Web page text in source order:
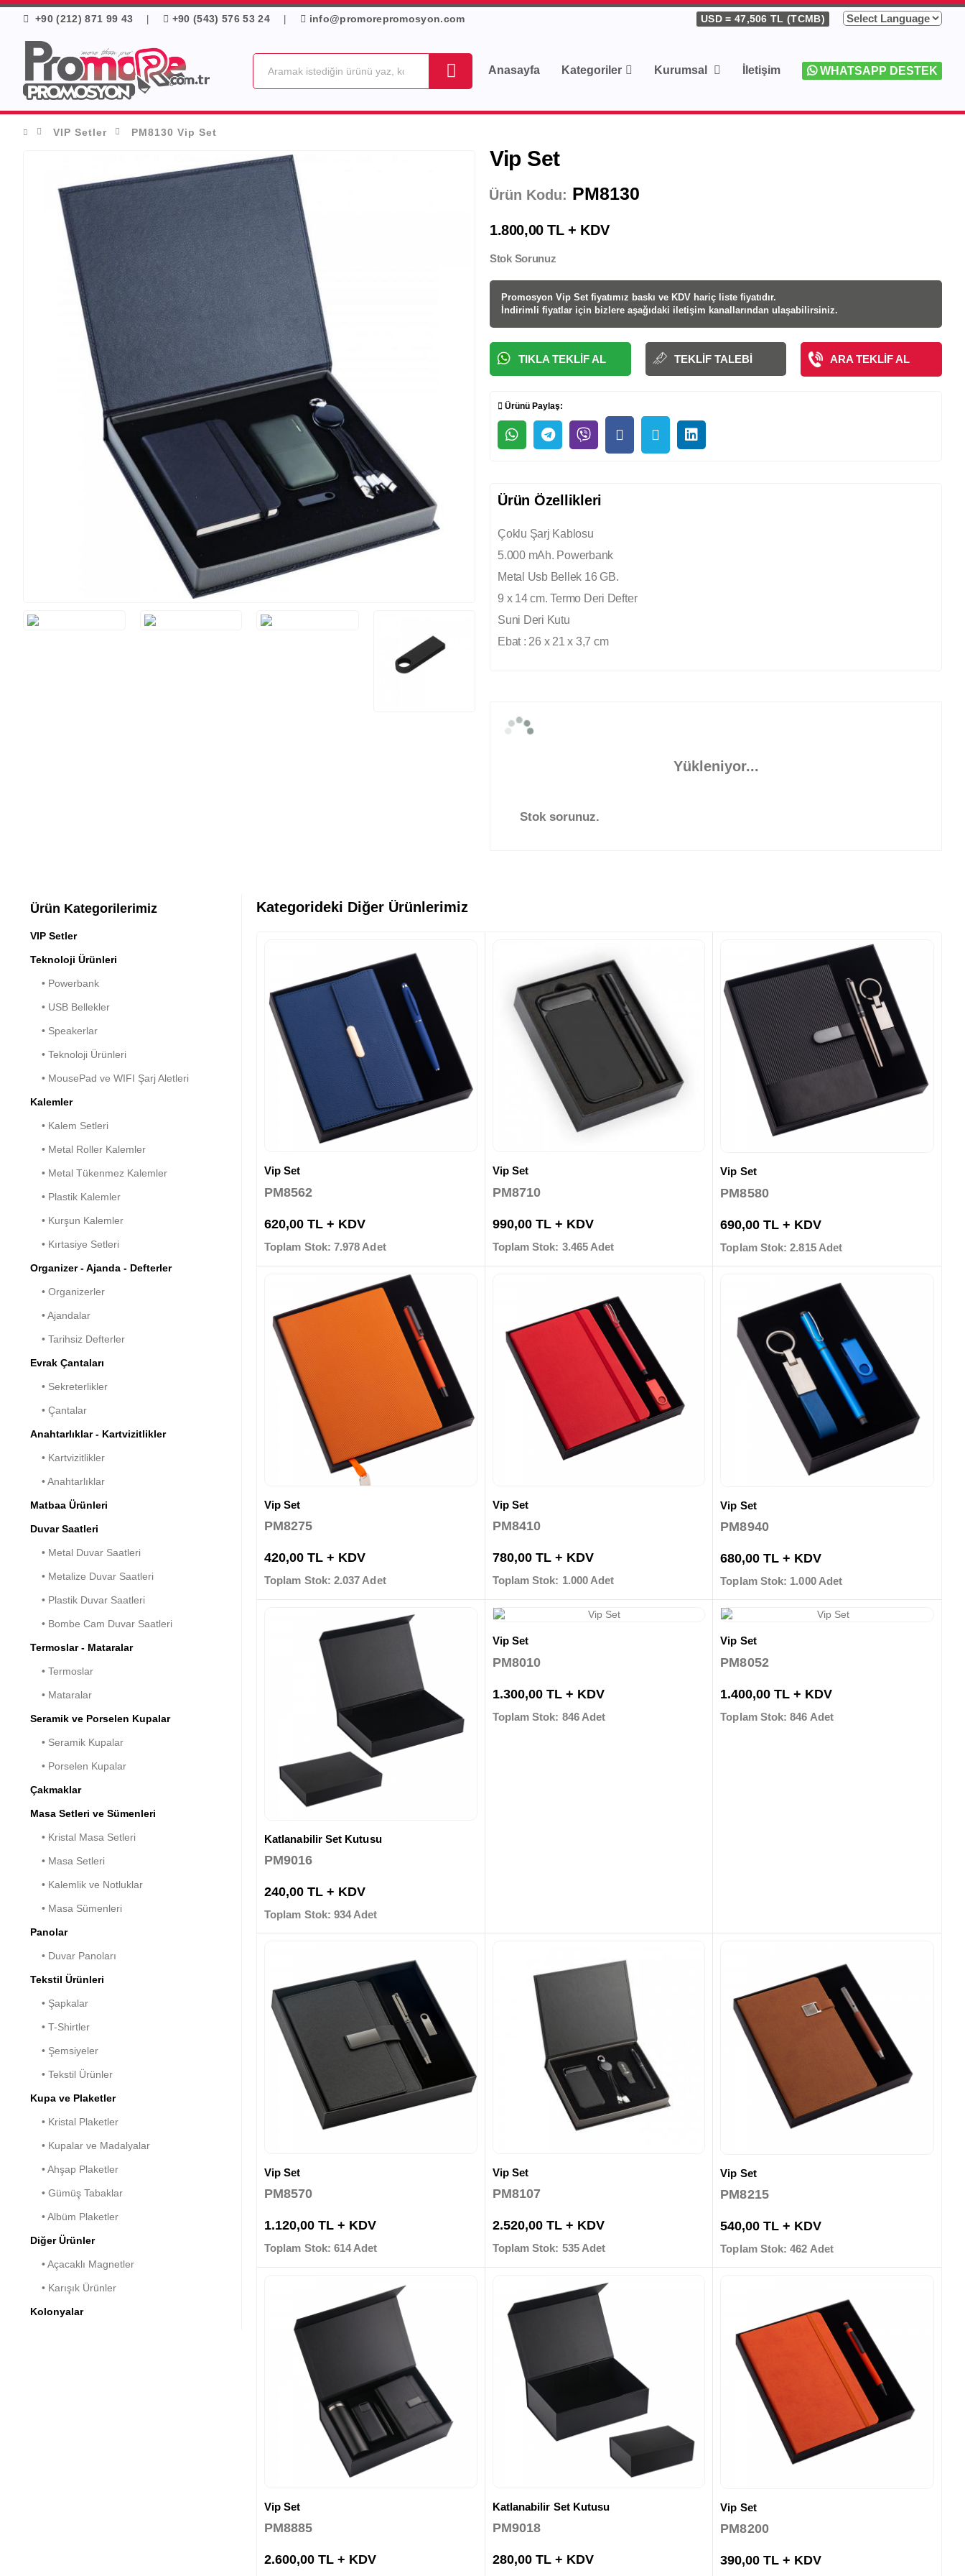
+90 (212) 871 99 43 +90 (543) 576 53 24 info@promorepromosyon.com USD = 47,506 TL (TCMB)
Anasayfa Kategoriler Kurumsal İletişim WHATSAPP DESTEK
VIP Setler PM8130 Vip Set
Vip Set
Ürün Kodu: PM8130
1.800,00 TL + KDV
Stok Sorunuz
Promosyon Vip Set fiyatımız baskı ve KDV hariç liste fiyatıdır.
İndirimli fiyatlar için bizlere aşağıdaki iletişim kanallarından ulaşabilirsiniz.
TIKLA TEKLIF AL TEKLIF TALEBI ARA TEKLIF AL
Ürünü Paylaş:
Ürün Özellikleri
Çoklu Şarj Kablosu
5.000 mAh. Powerbank
Metal Usb Bellek 16 GB.
9 x 14 cm. Termo Deri Defter
Suni Deri Kutu
Ebat : 26 x 21 x 3,7 cm
Yükleniyor...
Stok sorunuz.
Ürün Kategorilerimiz
VIP Setler
Teknoloji Ürünleri
• Powerbank
• USB Bellekler
• Speakerlar
• Teknoloji Ürünleri
• MousePad ve WIFI Şarj Aletleri
Kalemler
• Kalem Setleri
• Metal Roller Kalemler
• Metal Tükenmez Kalemler
• Plastik Kalemler
• Kurşun Kalemler
• Kırtasiye Setleri
Organizer - Ajanda - Defterler
• Organizerler
• Ajandalar
• Tarihsiz Defterler
Evrak Çantaları
• Sekreterlikler
• Çantalar
Anahtarlıklar - Kartvizitlikler
• Kartvizitlikler
• Anahtarlıklar
Matbaa Ürünleri
Duvar Saatleri
• Metal Duvar Saatleri
• Metalize Duvar Saatleri
• Plastik Duvar Saatleri
• Bombe Cam Duvar Saatleri
Termoslar - Mataralar
• Termoslar
• Mataralar
Seramik ve Porselen Kupalar
• Seramik Kupalar
• Porselen Kupalar
Çakmaklar
Masa Setleri ve Sümenleri
• Kristal Masa Setleri
• Masa Setleri
• Kalemlik ve Notluklar
• Masa Sümenleri
Panolar
• Duvar Panoları
Tekstil Ürünleri
• Şapkalar
• T-Shirtler
• Şemsiyeler
• Tekstil Ürünler
Kupa ve Plaketler
• Kristal Plaketler
• Kupalar ve Madalyalar
• Ahşap Plaketler
• Gümüş Tabaklar
• Albüm Plaketler
Diğer Ürünler
• Açacaklı Magnetler
• Karışık Ürünler
Kolonyalar
Kategorideki Diğer Ürünlerimiz
Vip Set
PM8562
620,00 TL + KDV
Toplam Stok: 7.978 Adet
Vip Set
PM8710
990,00 TL + KDV
Toplam Stok: 3.465 Adet
Vip Set
PM8580
690,00 TL + KDV
Toplam Stok: 2.815 Adet
Vip Set
PM8275
420,00 TL + KDV
Toplam Stok: 2.037 Adet
Vip Set
PM8410
780,00 TL + KDV
Toplam Stok: 1.000 Adet
Vip Set
PM8940
680,00 TL + KDV
Toplam Stok: 1.000 Adet
Katlanabilir Set Kutusu
PM9016
240,00 TL + KDV
Toplam Stok: 934 Adet
Vip Set
PM8010
1.300,00 TL + KDV
Toplam Stok: 846 Adet
Vip Set
PM8052
1.400,00 TL + KDV
Toplam Stok: 846 Adet
Vip Set
PM8570
1.120,00 TL + KDV
Toplam Stok: 614 Adet
Vip Set
PM8107
2.520,00 TL + KDV
Toplam Stok: 535 Adet
Vip Set
PM8215
540,00 TL + KDV
Toplam Stok: 462 Adet
Vip Set
PM8885
2.600,00 TL + KDV
Katlanabilir Set Kutusu
PM9018
280,00 TL + KDV
Vip Set
PM8200
390,00 TL + KDV